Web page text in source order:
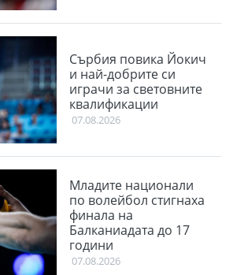
Сърбия повика Йокич
и най-добрите си
играчи за световните
квалификации
07.08.2026
Младите национали
по волейбол стигнаха
финала на
Балканиадата до 17
години
07.08.2026